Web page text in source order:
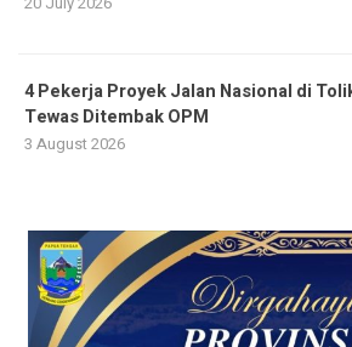
4 Pekerja Proyek Jalan Nasional di
Tewas Ditembak OPM
3 August 2026